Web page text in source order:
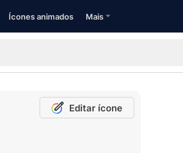
Ícones animados Mais
Editar ícone